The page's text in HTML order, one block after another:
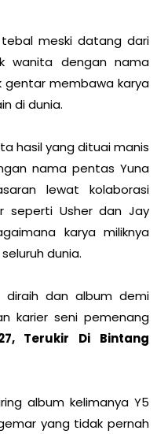
meski datang dari
wanita dengan nama
gentar membawa karya
di dunia.
hasil yang dituai manis
nama pentas Yuna
lewat kolaborasi
seperti Usher dan Jay
karya miliknya
dunia.
diraih dan album demi
karier seni pemenang
Terukir Di Bintang
album kelimanya Y5
yang tidak pernah